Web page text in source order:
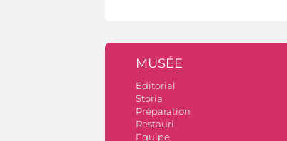
MUSÉE
Editorial
Storia
Préparation
Restauri
Equipe